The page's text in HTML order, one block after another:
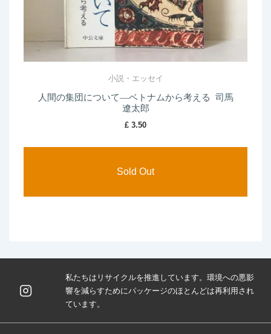
小説・エッセイ
人間の集団について―ベトナムから考える 司馬
遼太郎
£ 3.50
私たちはリサイクルを推進しています。環境への悪影
響を減らすためにパッケージのほとんどは再利用され
ています。